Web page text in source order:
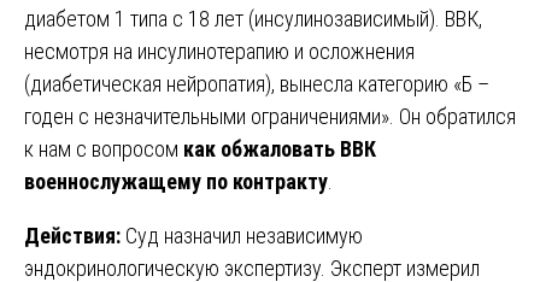
диабетом 1 типа с 18 лет (инсулинозависимый). ВВК,
несмотря на инсулинотерапию и осложнения
(диабетическая нейропатия), вынесла категорию «Б –
годен с незначительными ограничениями». Он обратился
к нам с вопросом как обжаловать ВВК
военнослужащему по контракту
Действия: Суд назначил независимую
эндокринологическую экспертизу. Эксперт измерил